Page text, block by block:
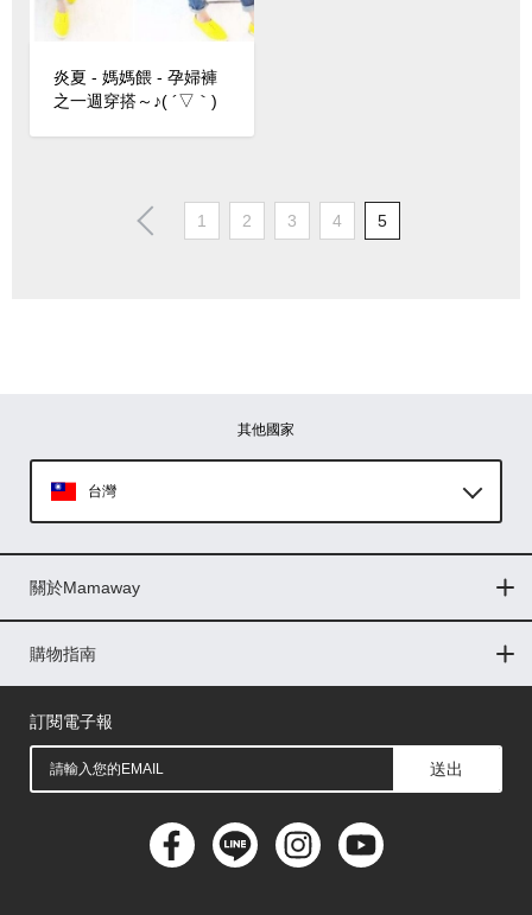
炎夏 - 媽媽餵 - 孕婦褲
之一週穿搭～♪( ´▽｀)
1 2 3 4 5
其他國家
台灣
印尼
菲律賓
馬來西亞
關於Mamaway
門市據點
最新消息
品牌故事
人力招募
媒體花絮
隱私權聲明
CSR企業社會責任
購物指南
購物常見問題
退換貨問題
儲值金使用條款
購買儲值金
發票問題
會員權益
線上留言
吸乳器-免費體驗
訂閱電子報
送出